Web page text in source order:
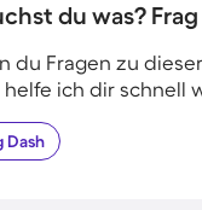
du was?
du Fragen zu
helfe ich dir schnell
Dash